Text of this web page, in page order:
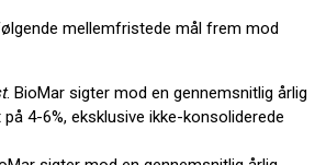
mellemfristede mål frem mod
. BioMar sigter mod en gennemsnitlig årlig
4-6%, eksklusive ikke-konsoliderede